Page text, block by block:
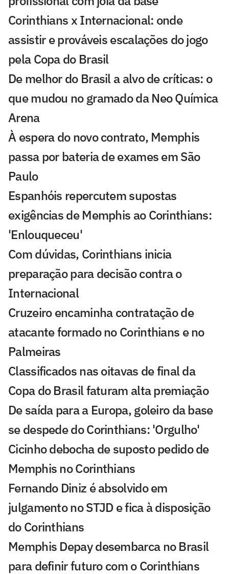
Corinthians x Internacional: onde
assistir e prováveis escalações do jogo
pela Copa do Brasil
De melhor do Brasil a alvo de críticas: o
que mudou no gramado da Neo Química
Arena
À espera do novo contrato, Memphis
passa por bateria de exames em São
Paulo
Espanhóis repercutem supostas
exigências de Memphis ao Corinthians:
'Enlouqueceu'
Com dúvidas, Corinthians inicia
preparação para decisão contra o
Internacional
Cruzeiro encaminha contratação de
atacante formado no Corinthians e no
Palmeiras
Classificados nas oitavas de final da
Copa do Brasil faturam alta premiação
De saída para a Europa, goleiro da base
se despede do Corinthians: 'Orgulho'
Cicinho debocha de suposto pedido de
Memphis no Corinthians
Fernando Diniz é absolvido em
julgamento no STJD e fica à disposição
do Corinthians
Memphis Depay desembarca no Brasil
para definir futuro com o Corinthians